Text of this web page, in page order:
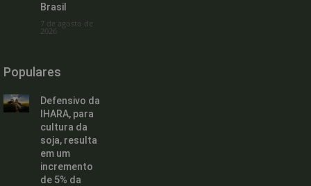
Brasil
7 de agosto de
2026
Populares
Defensivo da
IHARA, para
cultura da
soja, resulta
em um
incremento
de 5% da